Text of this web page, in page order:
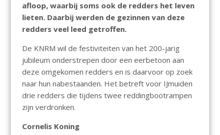
afloop, waarbij soms ook de redders het leven
lieten. Daarbij werden de gezinnen van deze
redders veel leed getroffen.
De KNRM wil de festiviteiten van het 200-jarig
jubileum onderstrepen door een eerbetoon aan
deze omgekomen redders en is daarvoor op zoek
naar hun nabestaanden. Het betreft voor IJmuiden
drie redders die tijdens twee reddingbootrampen
zijn verdronken.
Cornelis Koning